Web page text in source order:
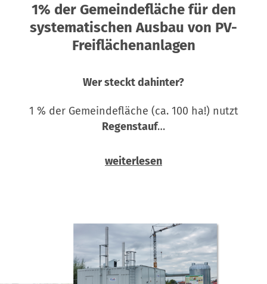
1% der Gemeindefläche für den
systematischen Ausbau von PV-
Freiflächenanlagen
Wer steckt dahinter?
1 % der Gemeindefläche (ca. 100 ha!) nutzt
Regenstauf…
weiterlesen